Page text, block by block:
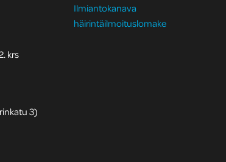
krs
3)
Ilmiantokanava
häirintäilmoituslomake